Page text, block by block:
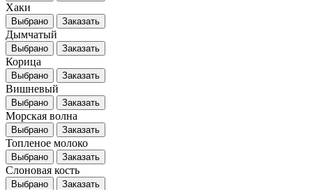
Хаки
Выбрано Заказать
Дымчатый
Выбрано Заказать
Корица
Выбрано Заказать
Вишневый
Выбрано Заказать
Морская волна
Выбрано Заказать
Топленое молоко
Выбрано Заказать
Слоновая кость
Выбрано Заказать